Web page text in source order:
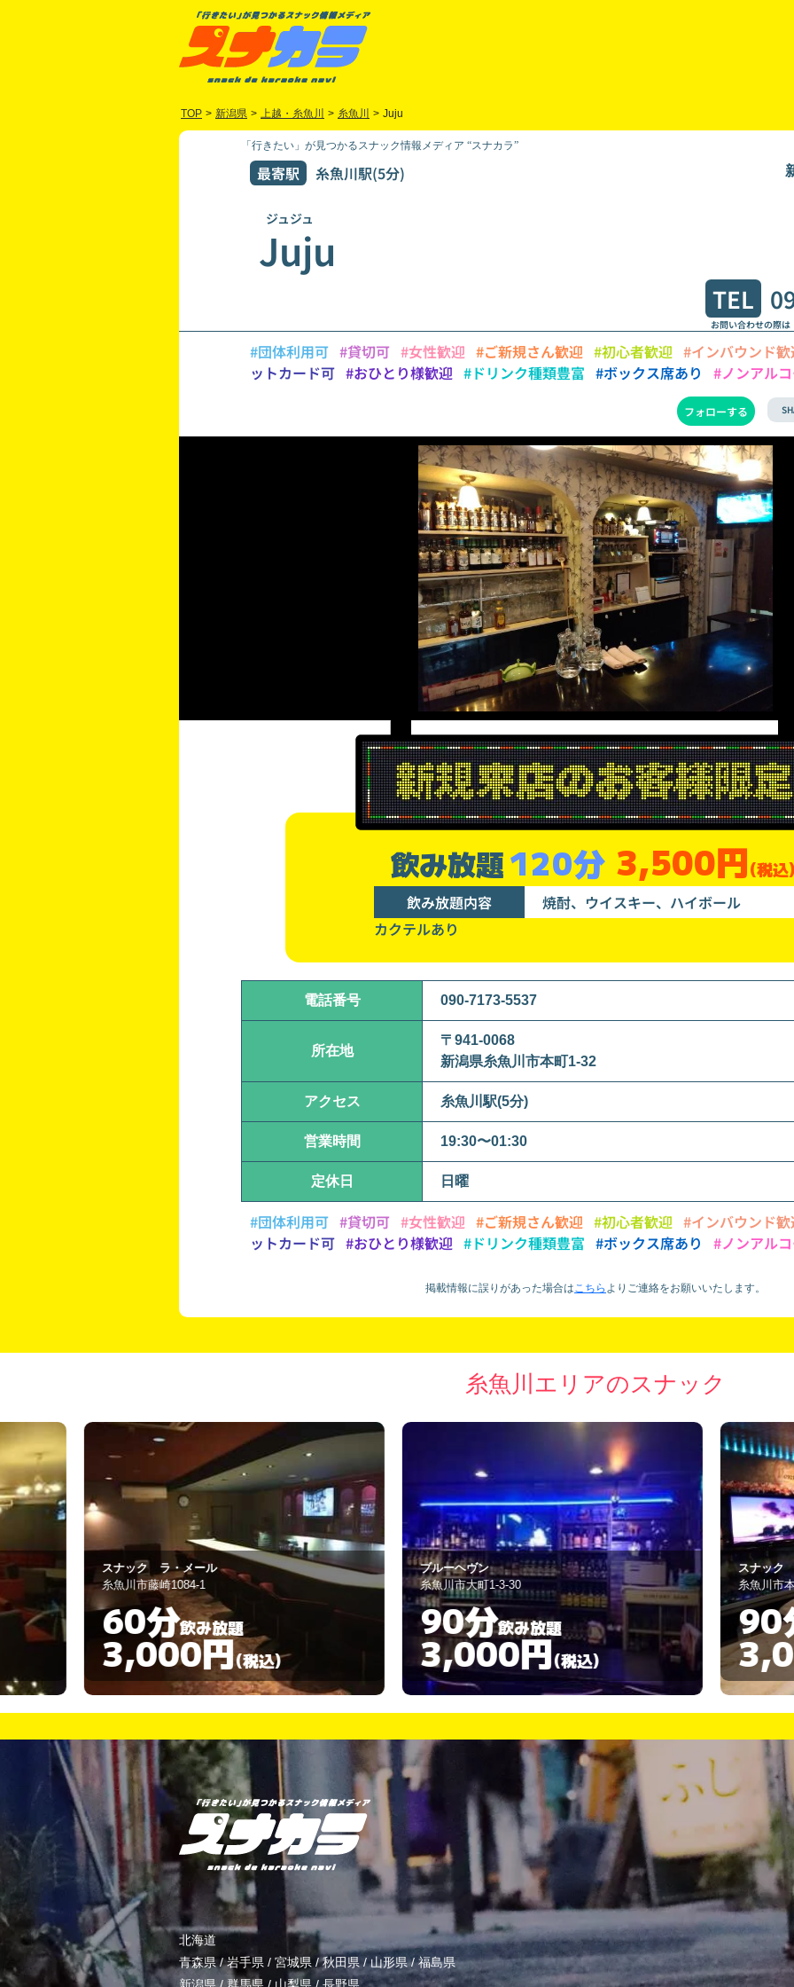
TOP > 新潟県 > 上越・糸魚川 > 糸魚川 > Juju
「行きたい」が見つかるスナック情報メディア “スナカラ”
最寄駅 糸魚川駅(5分)
ジュジュ
Juju
TEL
お問い合わせの際
#団体利用可 #貸切可 #女性歓迎 #ご新規さん歓迎 #初心者歓迎 #インバウンド
ットカード可 #おひとり様歓迎 #ドリンク種類豊富 #ボックス席あり #ノンアル
フォローする
飲み放題120分 3,500円(税込
飲み放題内容
焼酎、ウイスキー、ハイボール
カクテルあり
電話番号 090-7173-5537
所在地
〒941-0068
新潟県糸魚川市本町1-32
アクセス 糸魚川駅(5分)
営業時間 19:30〜01:30
定休日 日曜
#団体利用可 #貸切可 #女性歓迎 #ご新規さん歓迎 #初心者歓迎 #インバウンド
ットカード可 #おひとり様歓迎 #ドリンク種類豊富 #ボックス席あり #ノンアル
掲載情報に誤りがあった場合はこちら より ご連絡をお願いいたします。
糸魚川エリアのスナック
ブルーヘヴン
糸魚川市大町1-3-30
90分飲み放題
3,000円(税込)
スナック Venus
糸魚川市本町1-56
90分飲み放題
3,000円(税込)
北海道
青森県/岩手県 / 宮城県 /秋田県 /山形県/福島県